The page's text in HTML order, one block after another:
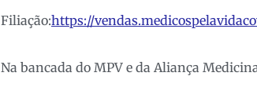
Filiação:https://
Na bancada do MPV e da Aliança